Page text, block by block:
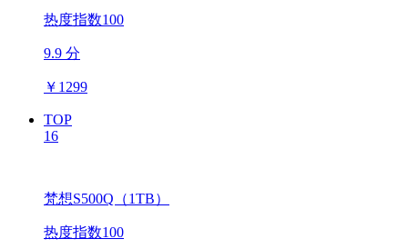
热度指数100
9.9 分
￥ 1299
TOP
16
梵想S500Q（1TB）
热度指数100